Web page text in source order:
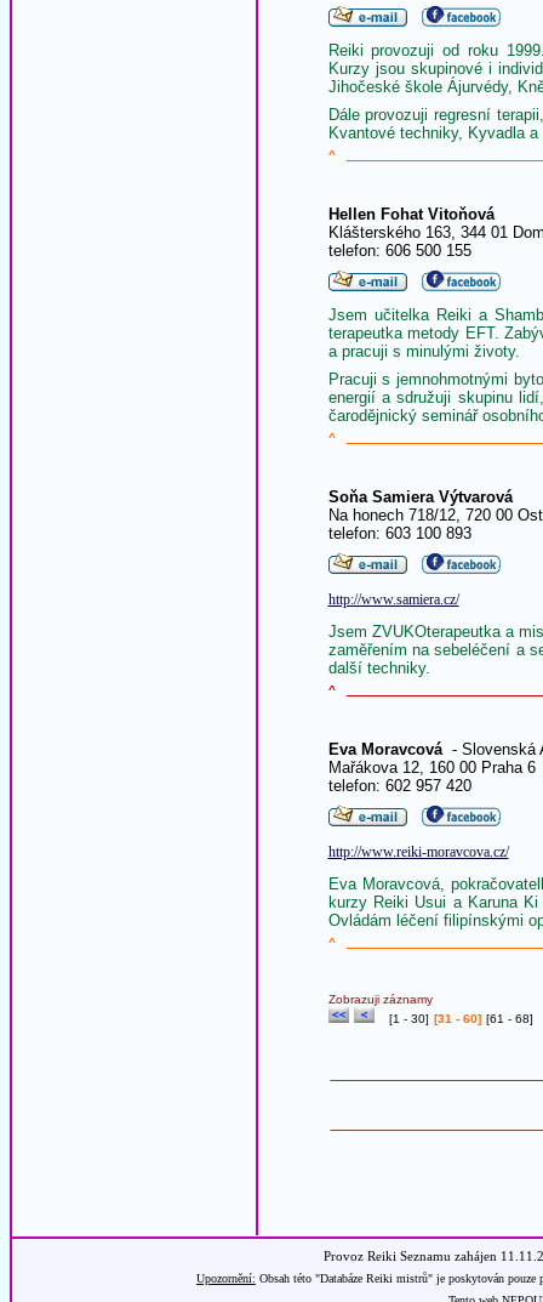
Reiki provozuji od roku
Kurzy jsou skupinové i
Jihočeské škole Ájurvédy,
Dále provozuji regresní
Kvantové techniky, Kyvadla
^
Hellen Fohat Vitoňová
Klášterského 163, 344 01
telefon: 606 500 155
Jsem učitelka Reiki a
terapeutka metody EFT.
a pracuji s minulými životy.
Pracuji s jemnohmotnými
energií a sdružuji skupinu
čarodějnický seminář
^
Soňa Samiera Výtvarová
Na honech 718/12, 720 00
telefon: 603 100 893
http://www.samiera.cz/
Jsem ZVUKOterapeutka a
zaměřením na sebeléčení a
další techniky.
^
Eva Moravcová- Slovenská
Mařákova 12, 160 00 Praha 6
telefon: 602 957 420
http://www.reiki-moravcova.cz/
Eva Moravcová,
kurzy Reiki Usui a Karuna
Ovládám léčení filipínskými
^
Zobrazuji záznamy
[1 - 30] [31 - 60] [61 - 68]
Provoz Reiki Seznamu zahájen
Upozornění: Obsah této "Databáze Reiki mistrů" je poskytován